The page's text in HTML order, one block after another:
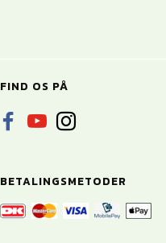
FIND OS PÅ
BETALINGSMETODER